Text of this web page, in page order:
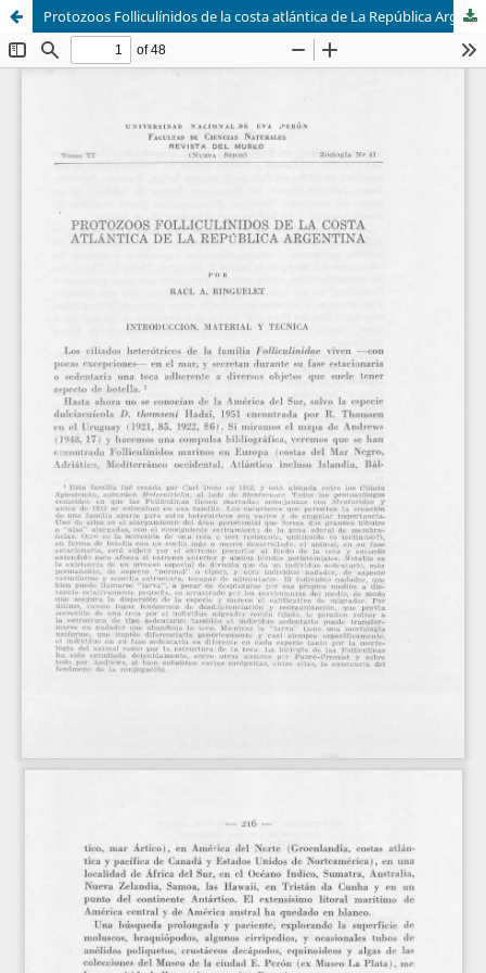
Protozoos Folliculínidos de la costa atlántica de La República Argentina